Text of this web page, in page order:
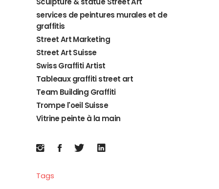
services de peintures murales et de
graffitis
Street Art Marketing
Street Art Suisse
Swiss Graffiti Artist
Tableaux graffiti street art
Team Building Graffiti
Trompe l'oeil Suisse
Vitrine peinte à la main
Tags